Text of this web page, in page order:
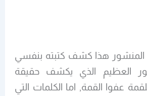
هذا كشف كتبته بنفسي
العظيم الذي يكشف حقيقة
عفوا القمة, اما الكلمات التي